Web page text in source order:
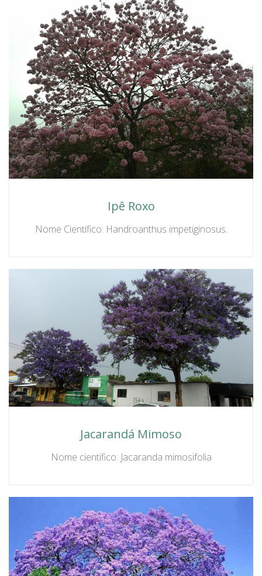
Ipê Roxo
Nome Científico: Handroanthus impetiginosus.
Jacarandá Mimoso
Nome científico: Jacaranda mimosifolia